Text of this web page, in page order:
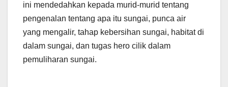
ini mendedahkan kepada murid-murid tentang
pengenalan tentang apa itu sungai, punca air
yang mengalir, tahap kebersihan sungai, habitat di
dalam sungai, dan tugas hero cilik dalam
pemuliharan sungai.